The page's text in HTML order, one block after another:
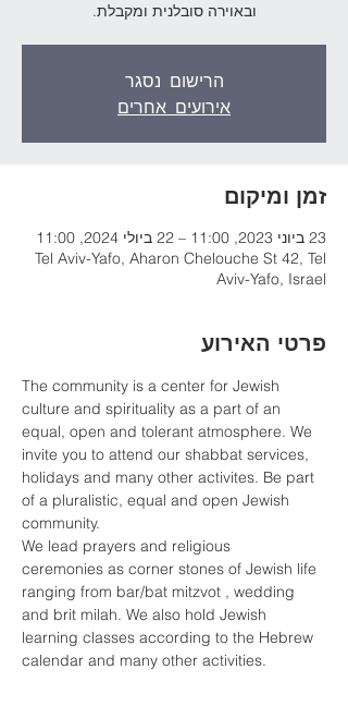
ובאוירה סובלנית ומקבלת.
הרישום נסגר
אירועים אחרים
זמן ומיקום
23 ביוני 2023, 11:00 – 22 ביולי 2024, 11:00
Tel Aviv-Yafo, Aharon Chelouche St 42, Tel
Aviv-Yafo, Israel
פרטי האירוע
The community is a center for Jewish
culture and spirituality as a part of an
equal, open and tolerant atmosphere. We
invite you to attend our shabbat services,
holidays and many other activites. Be part
of a pluralistic, equal and open Jewish
community.
We lead prayers and religious
ceremonies as corner stones of Jewish life
ranging from bar/bat mitzvot , wedding
and brit milah. We also hold Jewish
learning classes according to the Hebrew
calendar and many other activities.